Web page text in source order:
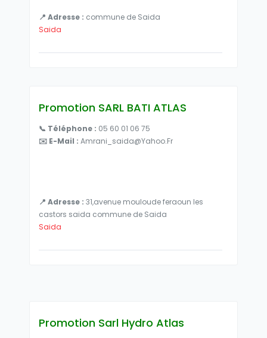
📍 Adresse : commune de Saida
Saida
Promotion SARL BATI ATLAS
📞 Téléphone : 05 60 01 06 75
✉️ E-Mail : Amrani_saida@yahoo.fr
📍 Adresse : 31,avenue mouloude feraoun les
castors saida commune de Saida
Saida
Promotion Sarl Hydro Atlas